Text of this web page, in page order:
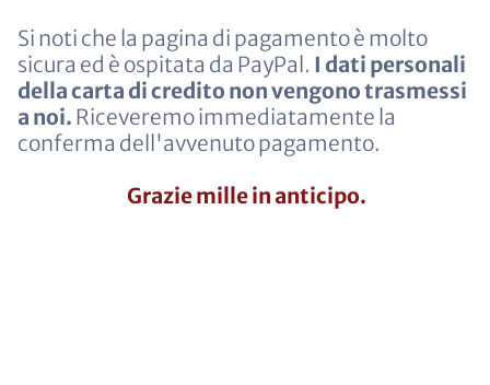
Si noti che la pagina di pagamento è molto
sicura ed è ospitata da PayPal. I dati personali
della carta di credito non vengono trasmessi
a noi. Riceveremo immediatamente la
conferma dell'avvenuto pagamento.
Grazie mille in anticipo.